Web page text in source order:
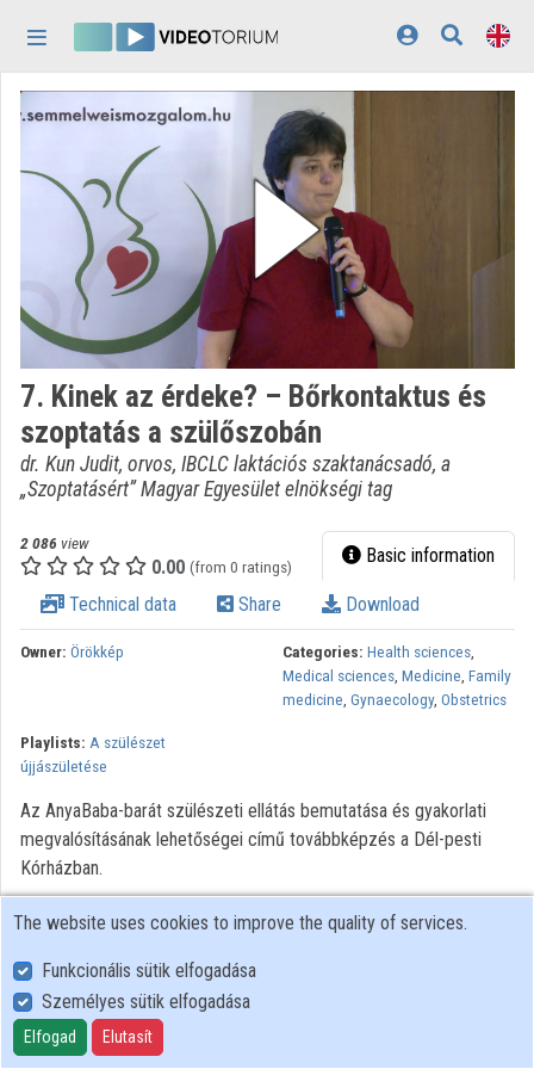
Home
Discovery
Categories
Playlists
Organizations
Contributors
Appearance:light
7. Kinek az érdeke? – Bőrkontaktus és
szoptatás a szülőszobán
dr. Kun Judit, orvos, IBCLC laktációs szaktanácsadó, a
„Szoptatásért” Magyar Egyesület elnökségi tag
2 086 view
0.00 (from 0 ratings) Basic information
Technical data Share Download
Owner: Örökkép Categories: Health sciences,
Medical sciences, Medicine, Family
medicine, Gynaecology, Obstetrics
Playlists: A szülészet
újjászületése
Az AnyaBaba-barát szülészeti ellátás bemutatása és gyakorlati
megvalósításának lehetőségei című továbbképzés a Dél-pesti
Kórházban.
User Policy
Adatkezelési tájékoztató (en)
Cookie Policy
The website uses cookies to improve the quality of services.
Funkcionális sütik elfogadása
Személyes sütik elfogadása
Elfogad Elutasít